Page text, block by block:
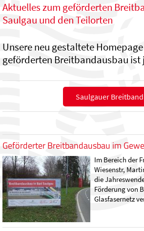
Aktuelles zum geförderten
Saulgau und den Teilorten
Unsere neu gestaltete
geförderten Breitbandausbau ist
Saulgauer Breitband
Geförderter Breitbandausbau im
Im Bereich der
Wiesenstr,
die
Förderung von
Glasfasernetz